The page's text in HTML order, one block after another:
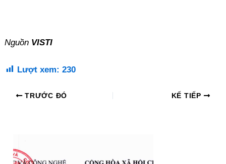
Nguồn VISTI
Lượt xem: 230
TRƯỚC ĐÓ KẾ TIẾP